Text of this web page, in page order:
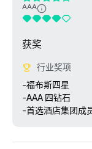
AAA
获奖
行业奖项
-福布斯四星
-AAA 四钻石